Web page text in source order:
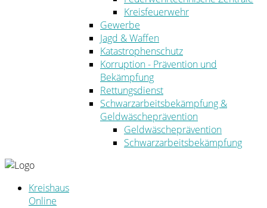
Kreisfeuerwehr
Gewerbe
Jagd & Waffen
Katastrophenschutz
Korruption - Prävention und
Bekämpfung
Rettungsdienst
Schwarzarbeitsbekämpfung &
Geldwäscheprävention
Geldwäscheprävention
Schwarzarbeitsbekämpfung
Kreishaus
Online